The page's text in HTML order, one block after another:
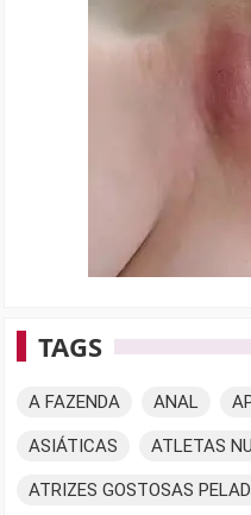
TAGS
A FAZENDA ANAL
ASIÁTICAS ATLETAS
ATRIZES GOSTOSAS